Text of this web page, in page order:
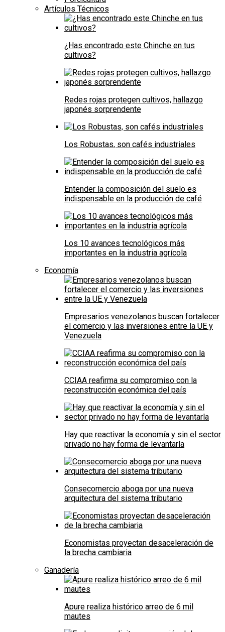
Artículos Técnicos
¿Has encontrado este Chinche en tus
cultivos?
Redes rojas protegen cultivos, hallazgo
japonés sorprendente
Los Robustas, son cafés industriales
Entender la composición del suelo es
indispensable en la producción de café
Los 10 avances tecnológicos más
importantes en la industria agrícola
Economía
Empresarios venezolanos buscan fortalecer
el comercio y las inversiones entre la UE y
Venezuela
CCIAA reafirma su compromiso con la
reconstrucción económica del país
Hay que reactivar la economía y sin el sector
privado no hay forma de levantarla
Consecomercio aboga por una nueva
arquitectura del sistema tributario
Economistas proyectan desaceleración de
la brecha cambiaria
Ganadería
Apure realiza histórico arreo de 6 mil
mautes